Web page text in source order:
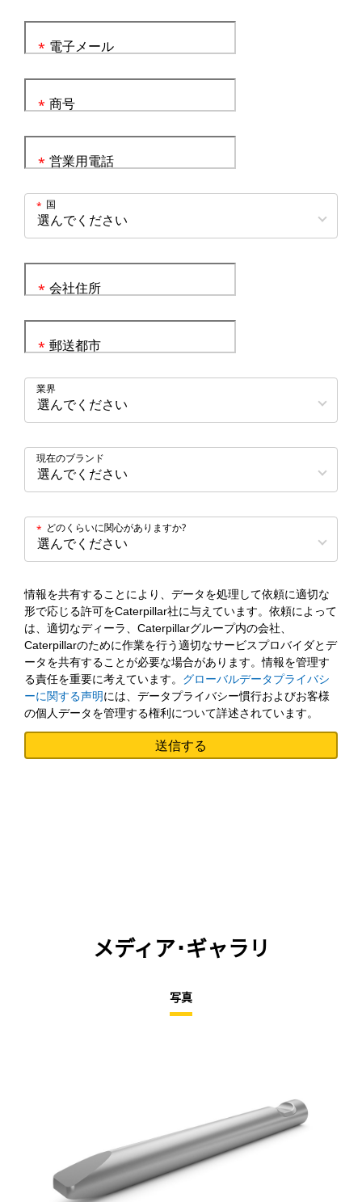
電子メール
*
商号
*
営業用電話
*
国
*
会社住所
*
郵送都市
*
業界
現在のブランド
どのくらいに関心がありますか?
*
情報を共有することにより、データを処理して依頼に適切な
形で応じる許可をCaterpillar社に与えています。依頼によって
は、適切なディーラ、Caterpillarグループ内の会社、
Caterpillarのために作業を行う適切なサービスプロバイダとデ
ータを共有することが必要な場合があります。情報を管理す
る責任を重要に考えています。 グローバルデータプライバシ
ーに関する声明には、データプライバシー慣行およびお客様
の個人データを管理する権利について詳述されています。
メディア･ギャラリ
写真